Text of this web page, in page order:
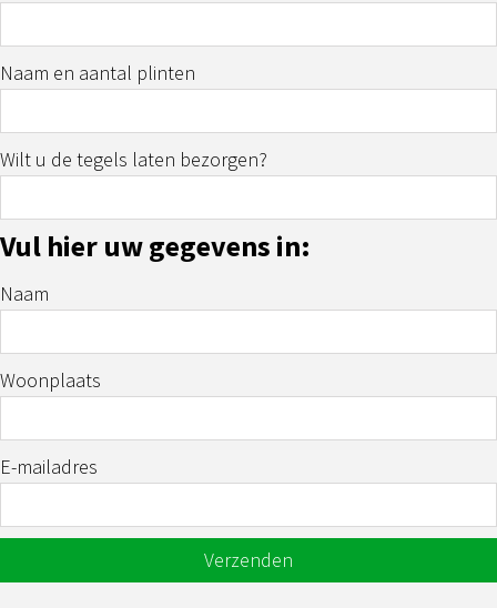
Naam en aantal plinten
Wilt u de tegels laten bezorgen?
Vul hier uw gegevens in:
Naam
Woonplaats
E-mailadres